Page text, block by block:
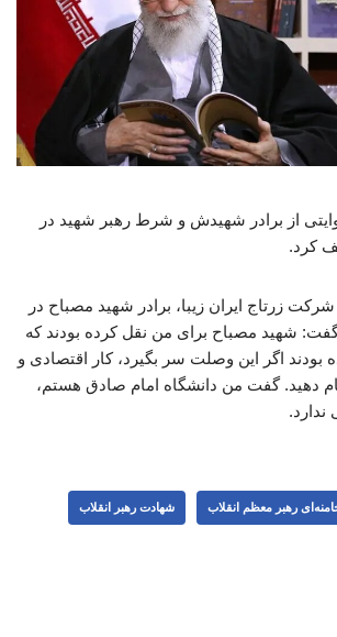
از برادر شهیدش و شرط رهبر شهید در
کرد.
زرتاج ایران زیبا، برادر شهید مصباح در
گفت: شهید مصباح برای من نقل کرده بودند که
بودند اگر این وصلت سر بگیرد، کار اقتصادی و
دهید. گفت من دانشگاه امام صادق هستم،
ندارد.
رهبر معظم انقلاب شهادت رهبر انقلاب